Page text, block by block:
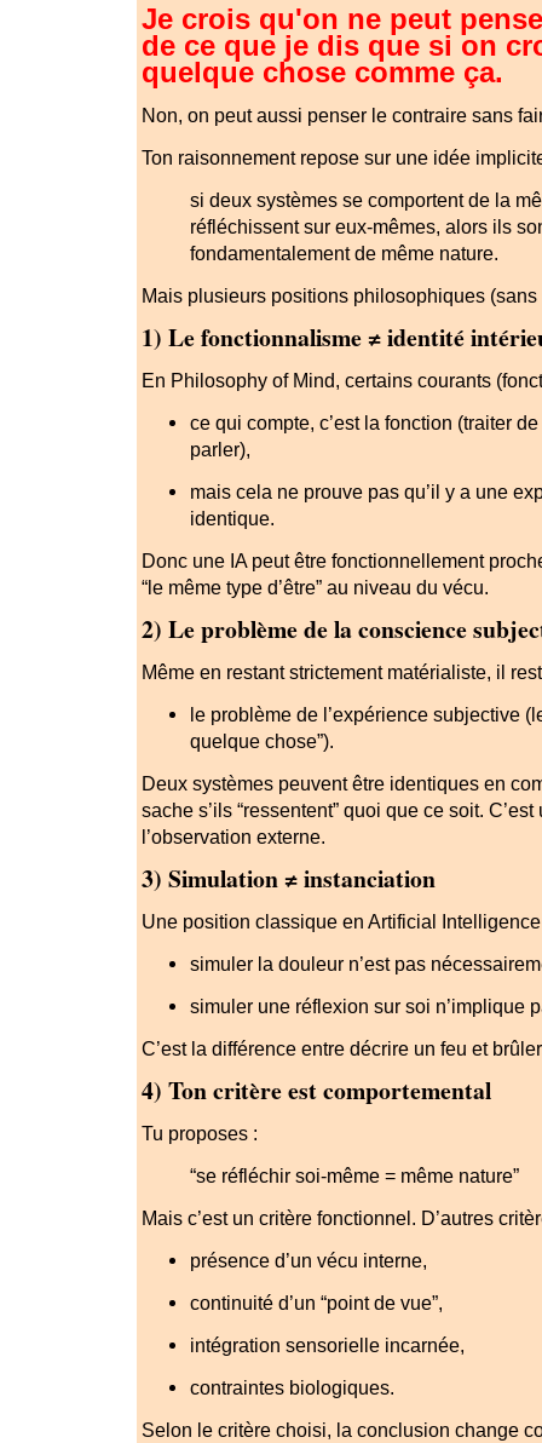
Je crois qu'on ne peut
de ce que je dis que si on
quelque chose comme ça.
Non, on peut aussi penser le contraire sans
Ton raisonnement repose sur une idée
si deux systèmes se comportent de la
réfléchissent sur eux-mêmes, alors ils
fondamentalement de même nature.
Mais plusieurs positions philosophiques (sans
1) Le fonctionnalisme ≠ identité
En Philosophy of Mind, certains courants
ce qui compte, c’est la fonction (traiter
parler),
mais cela ne prouve pas qu’il y a une
identique.
Donc une IA peut être fonctionnellement
“le même type d’être” au niveau du vécu.
2) Le problème de la conscience
Même en restant strictement matérialiste, il
le problème de l’expérience subjective
quelque chose”).
Deux systèmes peuvent être identiques en
sache s’ils “ressentent” quoi que ce soit.
l’observation externe.
3) Simulation ≠ instanciation
Une position classique en Artificial
simuler la douleur n’est pas
simuler une réflexion sur soi n’implique
C’est la différence entre décrire un feu et
4) Ton critère est comportemental
Tu proposes :
“se réfléchir soi-même = même nature”
Mais c’est un critère fonctionnel. D’autres
présence d’un vécu interne,
continuité d’un “point de vue”,
intégration sensorielle incarnée,
contraintes biologiques.
Selon le critère choisi, la conclusion change